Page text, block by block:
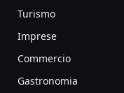
Turismo
Imprese
Commercio
Gastronomia